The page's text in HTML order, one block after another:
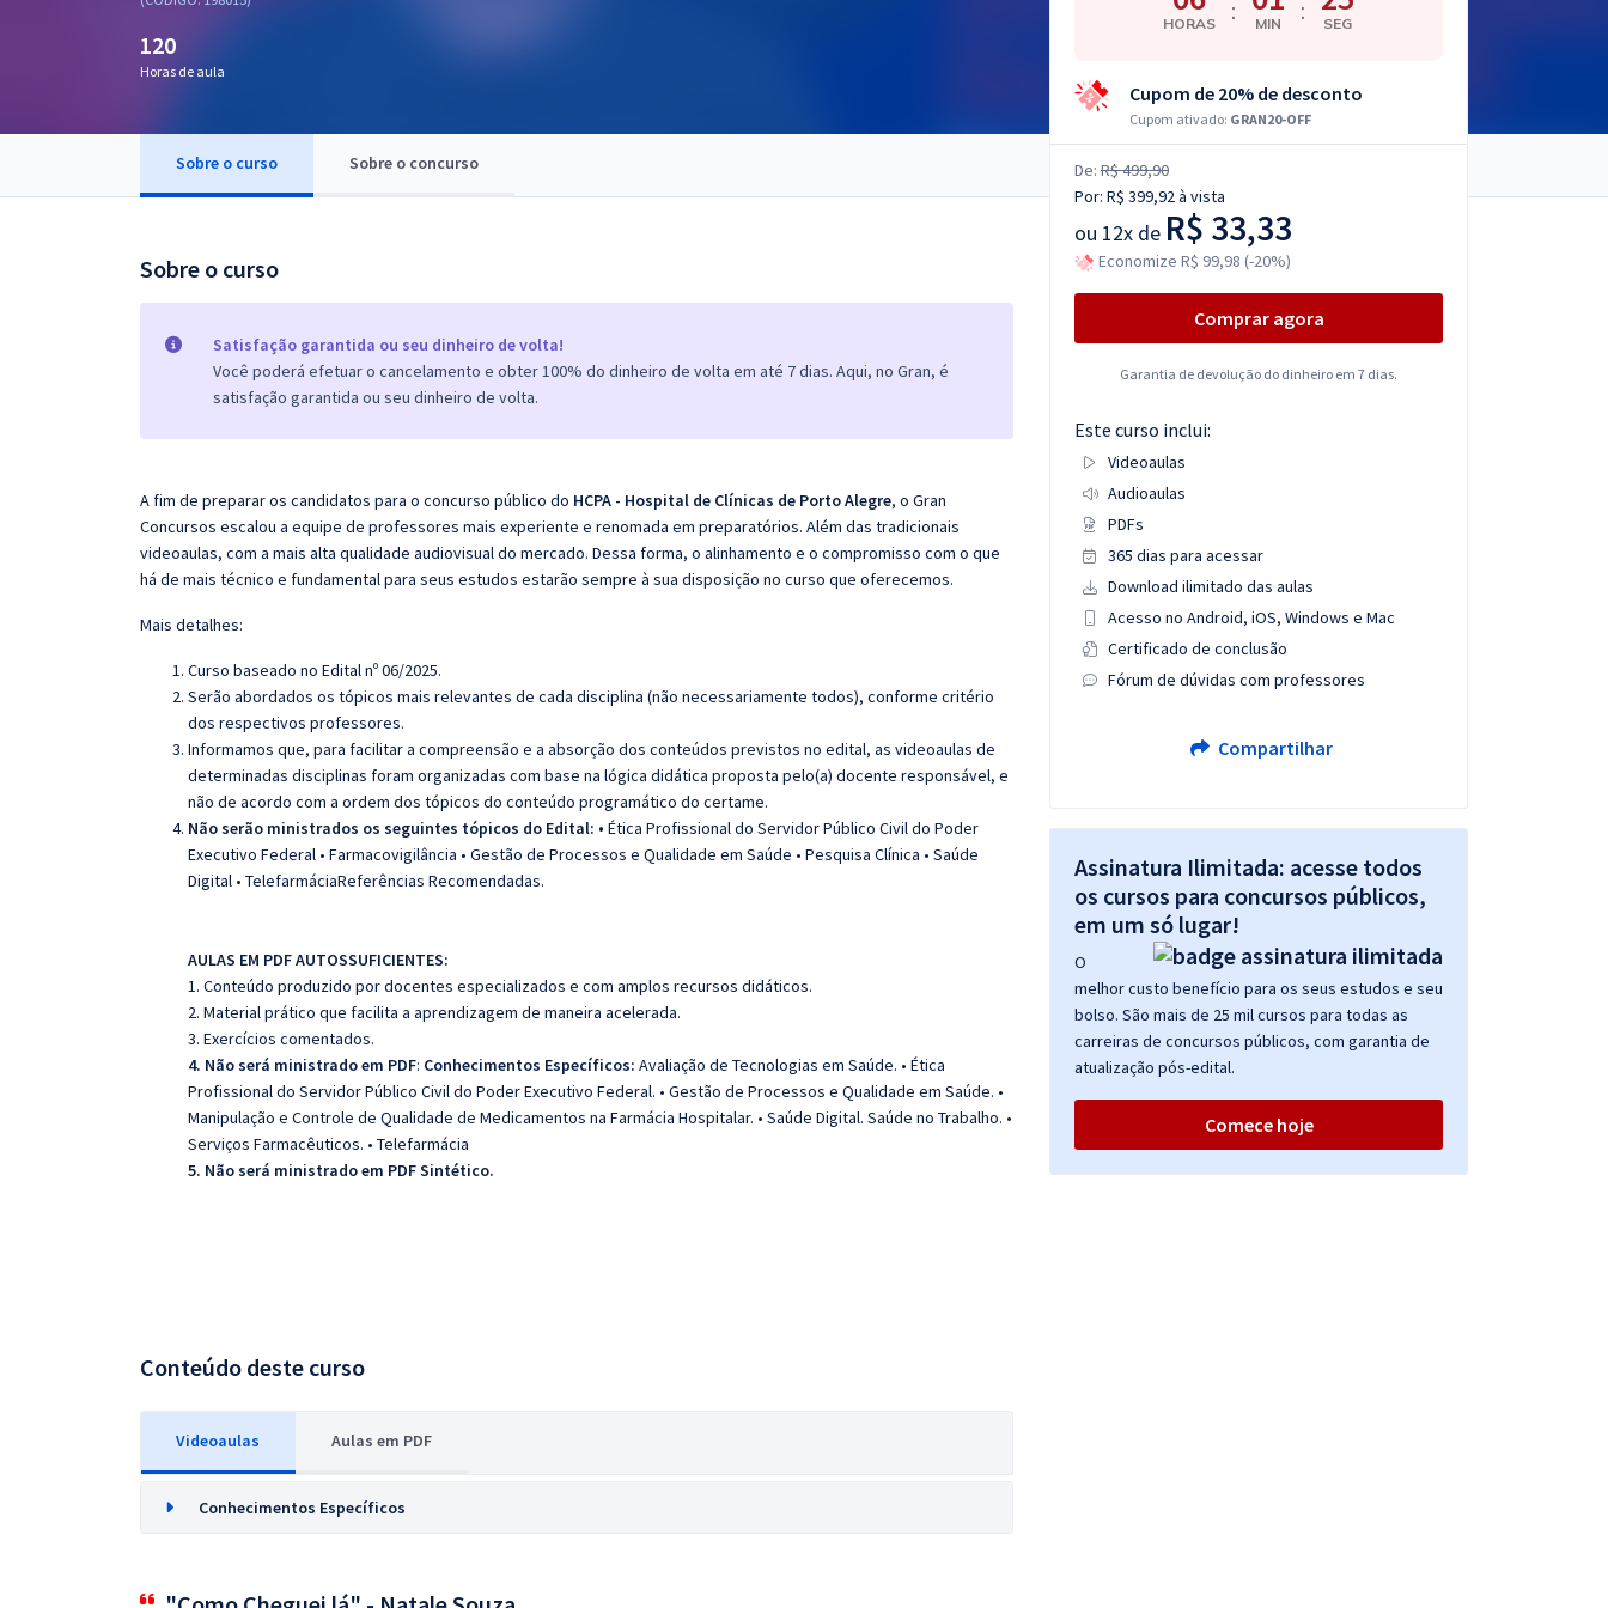
OAB
120
Horas de aula
Sobre o curso Sobre o concurso
Sobre o curso
Satisfação garantida ou seu dinheiro de volta!
Você poderá efetuar o cancelamento e obter 100% do dinheiro de volta em até 7 dias. Aqui, no Gran, é
satisfação garantida ou seu dinheiro de volta.
A fim de preparar os candidatos para o concurso público do HCPA - Hospital de Clínicas de Porto Alegre, o Gran
Concursos escalou a equipe de professores mais experiente e renomada em preparatórios. Além das tradicionais
videoaulas, com a mais alta qualidade audiovisual do mercado. Dessa forma, o alinhamento e o compromisso com o que
há de mais técnico e fundamental para seus estudos estarão sempre à sua disposição no curso que oferecemos.
Mais detalhes:
Curso baseado no Edital nº 06/2025.
Serão abordados os tópicos mais relevantes de cada disciplina (não necessariamente todos), conforme critério
dos respectivos professores.
Informamos que, para facilitar a compreensão e a absorção dos conteúdos previstos no edital, as videoaulas de
determinadas disciplinas foram organizadas com base na lógica didática proposta pelo(a) docente responsável, e
não de acordo com a ordem dos tópicos do conteúdo programático do certame.
Não serão ministrados os seguintes tópicos do Edital: • Ética Profissional do Servidor Público Civil do Poder
Executivo Federal • Farmacovigilância • Gestão de Processos e Qualidade em Saúde • Pesquisa Clínica • Saúde
Digital • TelefarmáciaReferências Recomendadas.
AULAS EM PDF AUTOSSUFICIENTES:
1. Conteúdo produzido por docentes especializados e com amplos recursos didáticos.
2. Material prático que facilita a aprendizagem de maneira acelerada.
3. Exercícios comentados.
4. Não será ministrado em PDF: Conhecimentos Específicos: Avaliação de Tecnologias em Saúde. • Ética
Profissional do Servidor Público Civil do Poder Executivo Federal. • Gestão de Processos e Qualidade em Saúde. •
Manipulação e Controle de Qualidade de Medicamentos na Farmácia Hospitalar. • Saúde Digital. Saúde no Trabalho. •
Serviços Farmacêuticos. • Telefarmácia
5. Não será ministrado em PDF Sintético.
Conteúdo deste curso
Videoaulas Aulas em PDF
Conhecimentos Específicos
HORAS : MIN : SEG
Cupom de 20% de desconto
Cupom ativado: GRAN20-OFF
De: R$ 499,90
Por: R$ 399,92à vista
ou 12x de R$ 33,33
Economize R$ 99,98 (-20%)
Comprar agora
Garantia de devolução do dinheiro em 7 dias.
Este curso inclui:
Videoaulas
Audioaulas
PDFs
365 dias para acessar
Download ilimitado das aulas
Acesso no Android, iOS, Windows e Mac
Certificado de conclusão
Fórum de dúvidas com professores
Compartilhar
Assinatura Ilimitada: acesse todos
os cursos para concursos públicos,
em um só lugar!
O
melhor custo benefício para os seus estudos e seu
bolso. São mais de 25 mil cursos para todas as
carreiras de concursos públicos, com garantia de
atualização pós-edital.
Comece hoje